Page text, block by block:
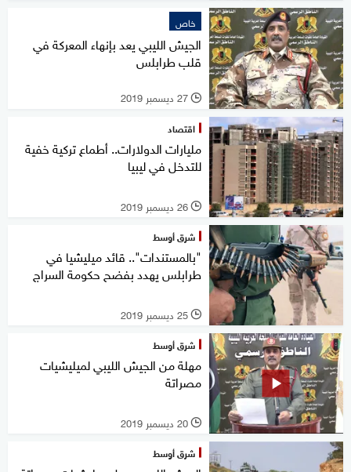
خاص
الجيش الليبي يعد بإنهاء المعركة في
قلب طرابلس
l 27 ديسمبر 2019
اقتصاد
مليارات الدولارات.. أطماع تركية خفية
للتدخل في ليبيا
l 26 ديسمبر 2019
شرق أوسط
"بالمستندات".. قائد ميليشيا في
طرابلس يهدد بفضح حكومة السراج
l 25 ديسمبر 2019
شرق أوسط
مهلة من الجيش الليبي لميليشيات
مصراتة
l 20 ديسمبر 2019
شرق أوسط